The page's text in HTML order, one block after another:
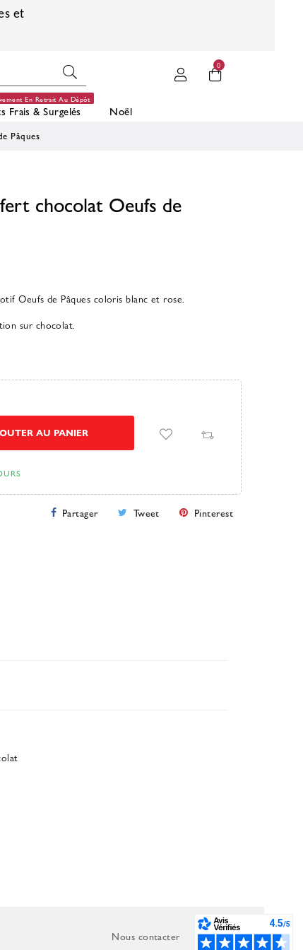
et
0
Frais & Surgelés
En Retrait Au Dépôt
Noël
Pâques
chocolat Oeufs de
Oeufs de Pâques coloris blanc et rose.
sur chocolat.
AU PANIER
Partager Tweet Pinterest
Nous contacter C.G.V.